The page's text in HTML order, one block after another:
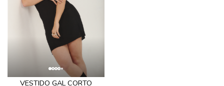
VESTIDO GAL CORTO